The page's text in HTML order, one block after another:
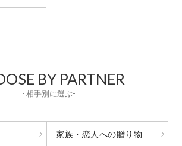
BY PARTNER
- 相手別に選ぶ-
家族・恋人への贈り物